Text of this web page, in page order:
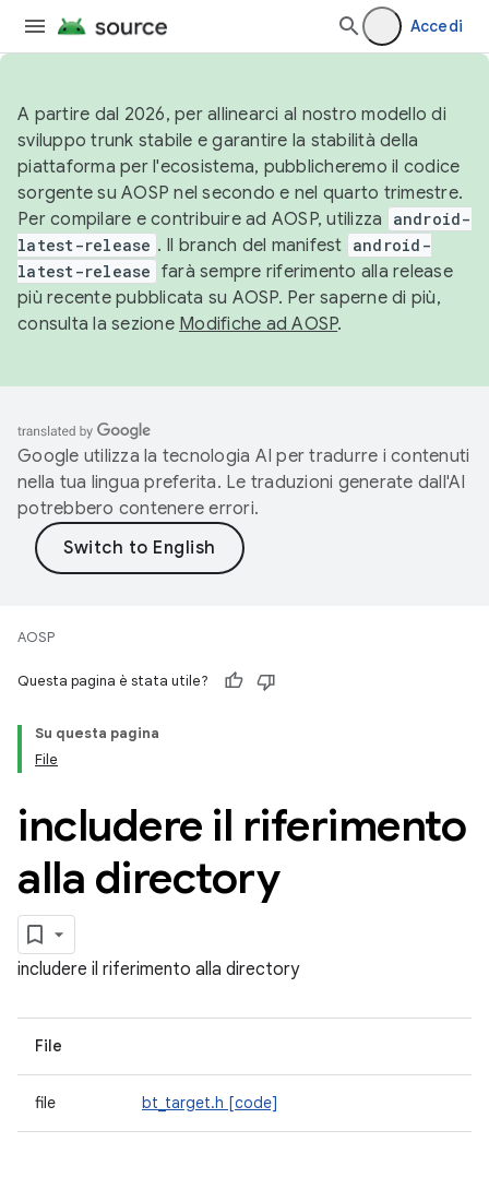
Accedi
A partire dal 2026, per allinearci al nostro modello di
sviluppo trunk stabile e garantire la stabilità della
piattaforma per l'ecosistema, pubblicheremo il codice
sorgente su AOSP nel secondo e nel quarto trimestre.
Per compilare e contribuire ad AOSP, utilizza
android-
latest-release . Il branch del manifest android-
latest-release farà sempre riferimento alla release
più recente pubblicata su AOSP. Per saperne di più,
consulta la sezione Modifiche ad AOSP.
Google utilizza la tecnologia AI per tradurre i contenuti
nella tua lingua preferita. Le traduzioni generate dall'AI
potrebbero contenere errori.
AOSP
Questa pagina è stata utile?
Su questa pagina
File
includere il riferimento
alla directory
includere il riferimento alla directory
File
file bt_target.h [code]